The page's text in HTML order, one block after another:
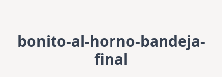
bonito-al-horno-bandeja-
final